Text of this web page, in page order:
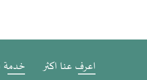
اعرف عنا اكثر خدمة